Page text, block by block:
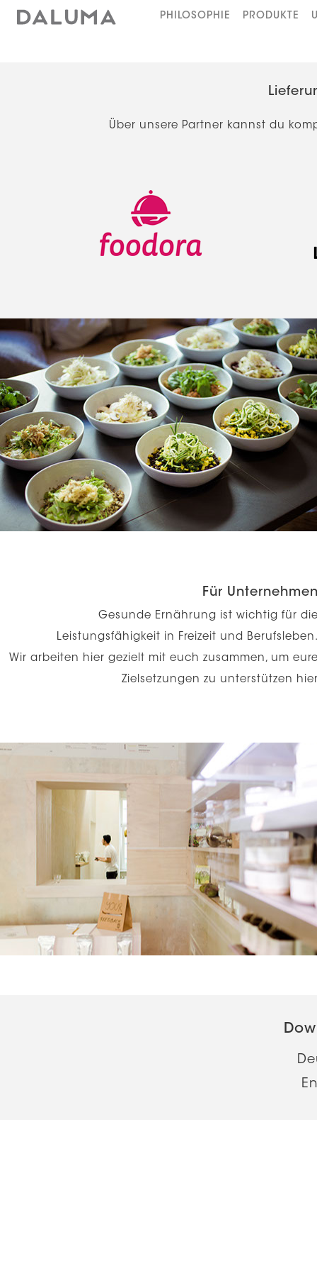
PHILOSOPHIE PRODUKTE
Über unsere Partner kannst du
Für
Gesunde Ernährung ist wichtig für
Leistungsfähigkeit in Freizeit und
Wir arbeiten hier gezielt mit euch zusammen, um
Zielsetzungen zu unterstützen